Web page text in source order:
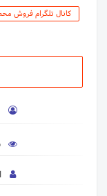
کانال تلگرام فروش